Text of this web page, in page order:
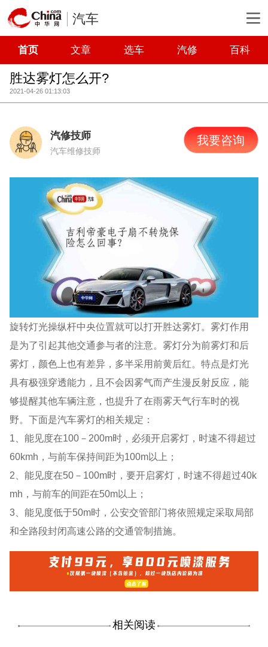
汽车
首页 文章 选车 汽修 百科
胜达雾灯怎么开?
2021-04-26 01:13:03
汽修技师
汽车维修技师
我要咨询
旋转灯光操纵杆中央位置就可以打开胜达雾灯。雾灯作用
是为了引起其他交通参与者的注意。雾灯分为前雾灯和后
雾灯，颜色上也有差异，多半采用前黄后红。特点是灯光
具有极强穿透能力，且不会因雾气而产生漫反射反应，能
够提醒其他车辆注意，也提升了在雨雾天气行车时的视
野。下面是汽车雾灯的相关规定：
1、能见度在100－200m时，必须开启雾灯，时速不得超过
60kmh，与前车保持间距为100m以上；
2、能见度在50－100m时，要开启雾灯，时速不得超过40k
mh，与前车的间距在50m以上；
3、能见度低于50m时，公安交管部门将依照规定采取局部
和全路段封闭高速公路的交通管制措施。
相关阅读